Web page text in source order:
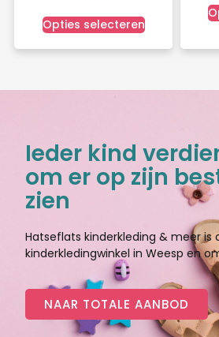
Opties selecteren
Ieder kind
om er op zijn
zien
Hatseflats kinderkleding & meer is
kinderkledingwinkel in Weesp en
NAAR TOTALE AANBOD